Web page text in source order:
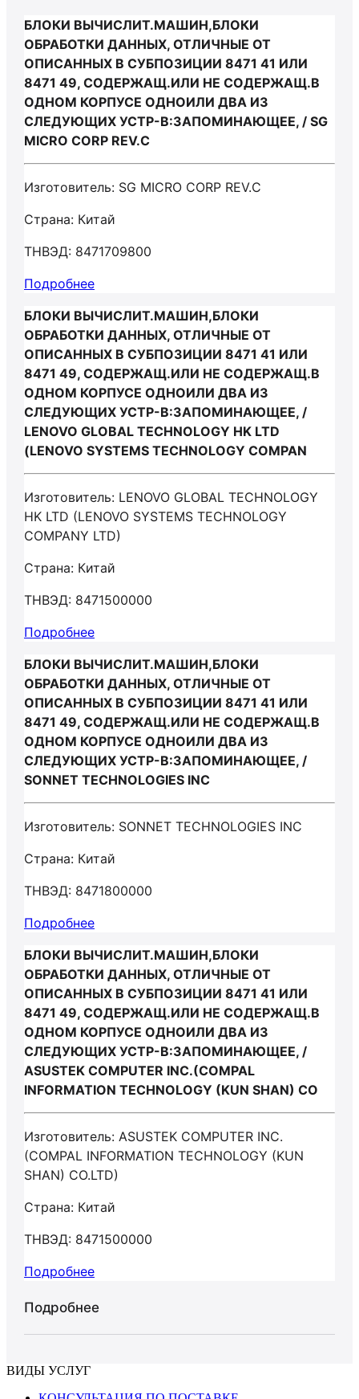
БЛОКИ ВЫЧИСЛИТ.МАШИН,БЛОКИ
ОБРАБОТКИ ДАННЫХ, ОТЛИЧНЫЕ ОТ
ОПИСАННЫХ В СУБПОЗИЦИИ 8471 41 ИЛИ
8471 49, СОДЕРЖАЩ.ИЛИ НЕ СОДЕРЖАЩ.В
ОДНОМ КОРПУСЕ ОДНОИЛИ ДВА ИЗ
СЛЕДУЮЩИХ УСТР-В:ЗАПОМИНАЮЩЕЕ, / SG
MICRO CORP REV.C
Изготовитель: SG MICRO CORP REV.C
Страна: Китай
ТНВЭД: 8471709800
Подробнее
БЛОКИ ВЫЧИСЛИТ.МАШИН,БЛОКИ
ОБРАБОТКИ ДАННЫХ, ОТЛИЧНЫЕ ОТ
ОПИСАННЫХ В СУБПОЗИЦИИ 8471 41 ИЛИ
8471 49, СОДЕРЖАЩ.ИЛИ НЕ СОДЕРЖАЩ.В
ОДНОМ КОРПУСЕ ОДНОИЛИ ДВА ИЗ
СЛЕДУЮЩИХ УСТР-В:ЗАПОМИНАЮЩЕЕ, /
LENOVO GLOBAL TECHNOLOGY HK LTD
(LENOVO SYSTEMS TECHNOLOGY COMPAN
Изготовитель: LENOVO GLOBAL TECHNOLOGY
HK LTD (LENOVO SYSTEMS TECHNOLOGY
COMPANY LTD)
Страна: Китай
ТНВЭД: 8471500000
Подробнее
БЛОКИ ВЫЧИСЛИТ.МАШИН,БЛОКИ
ОБРАБОТКИ ДАННЫХ, ОТЛИЧНЫЕ ОТ
ОПИСАННЫХ В СУБПОЗИЦИИ 8471 41 ИЛИ
8471 49, СОДЕРЖАЩ.ИЛИ НЕ СОДЕРЖАЩ.В
ОДНОМ КОРПУСЕ ОДНОИЛИ ДВА ИЗ
СЛЕДУЮЩИХ УСТР-В:ЗАПОМИНАЮЩЕЕ, /
SONNET TECHNOLOGIES INC
Изготовитель: SONNET TECHNOLOGIES INC
Страна: Китай
ТНВЭД: 8471800000
Подробнее
БЛОКИ ВЫЧИСЛИТ.МАШИН,БЛОКИ
ОБРАБОТКИ ДАННЫХ, ОТЛИЧНЫЕ ОТ
ОПИСАННЫХ В СУБПОЗИЦИИ 8471 41 ИЛИ
8471 49, СОДЕРЖАЩ.ИЛИ НЕ СОДЕРЖАЩ.В
ОДНОМ КОРПУСЕ ОДНОИЛИ ДВА ИЗ
СЛЕДУЮЩИХ УСТР-В:ЗАПОМИНАЮЩЕЕ, /
ASUSTEK COMPUTER INC.(COMPAL
INFORMATION TECHNOLOGY (KUN SHAN) CO
Изготовитель: ASUSTEK COMPUTER INC.
(COMPAL INFORMATION TECHNOLOGY (KUN
SHAN) CO.LTD)
Страна: Китай
ТНВЭД: 8471500000
Подробнее
Подробнее
ВИДЫ УСЛУГ